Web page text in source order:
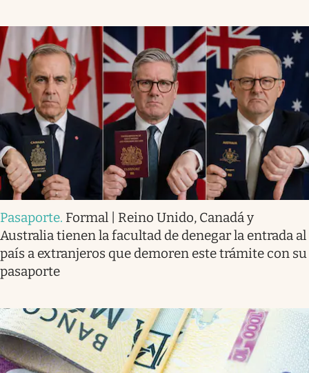
Pasaporte. Formal | Reino Unido, Canadá y
Australia tienen la facultad de denegar la entrada al
país a extranjeros que demoren este trámite con su
pasaporte